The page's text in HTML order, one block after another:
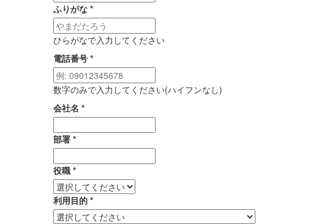
ふりがな *
ひらがなで入力してください
電話番号 *
数字のみで入力してください(ハイフンなし)
会社名 *
部署 *
役職 *
利用目的 *